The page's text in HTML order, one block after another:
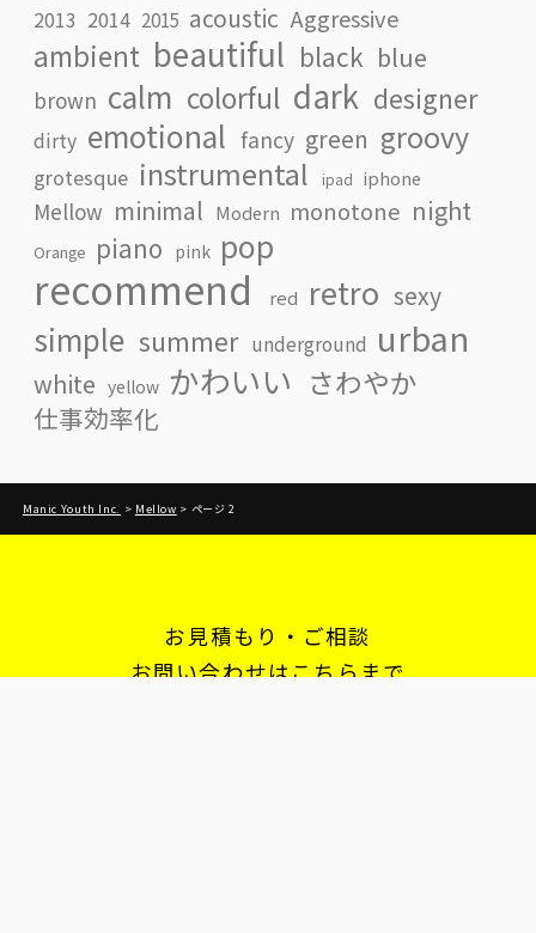
2013 2014 2015 acoustic Aggressive
ambient beautiful black blue
brown calm colorful dark designer
dirty emotional fancy green groovy
grotesque instrumental ipad iphone
Mellow minimal Modern monotone night
Orange piano pink pop
recommend red retro sexy
simple summer underground urban
white yellow かわいい さわやか
仕事効率化
Manic Youth Inc. > Mellow > ページ 2
お見積もり・ご相談
お問い合わせはこちらまで